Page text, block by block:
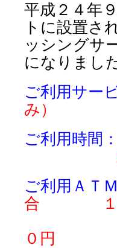
平成２４年
トに設置さ
ッシングサ
になりまし
ご利用サー
み）
ご利用
土・日
ご利用ＡＴ
合 １０
借入２
０円